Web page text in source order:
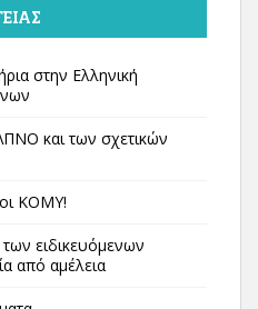
στην Ελληνική
και των σχετικών
ΚΟΜΥ!
ειδικευόμενων
από αμέλεια